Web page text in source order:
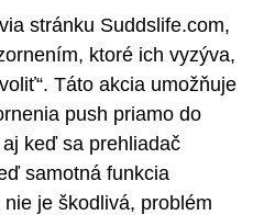
stránku Suddslife.com,
ktoré ich vyzýva,
Táto akcia umožňuje
push priamo do
keď sa prehliadač
samotná funkcia
je škodlivá, problém